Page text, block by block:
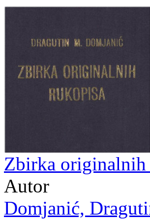
Zbirka
Autor
Domjanić,